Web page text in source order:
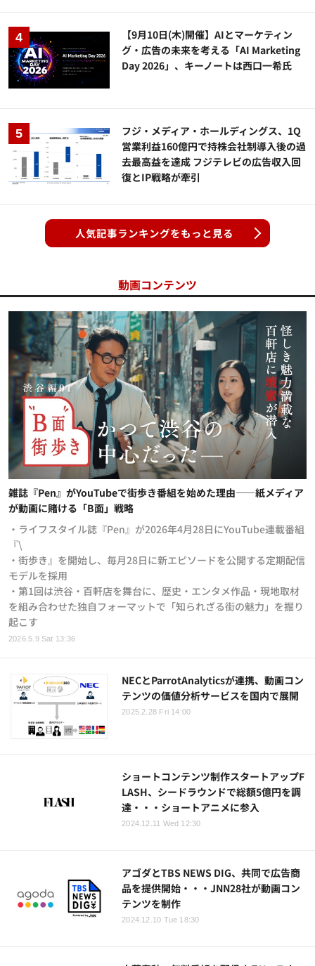
【9月10日(木)開催】AIとマーケティン
グ・広告の未来を考える「AI Marketing
Day 2026」、キーノートは西口一希氏
フジ・メディア・ホールディングス、1Q
営業利益160億円で持株会社制導入後の過
去最高益を達成 フジテレビの広告収入回
復とIP戦略が牽引
人気記事ランキングをもっと見る
動画コンテンツ
2026.5.9 Sat 13:36
雑誌『Pen』がYouTubeで街歩き番組を始めた理由——紙メディア
が動画に賭ける「B面」戦略
・ライフスタイル誌『Pen』が2026年4月28日にYouTube連載番組
『\
・街歩き』を開始し、毎月28日に新エピソードを公開する定期配信
モデルを採用
・第1回は渋谷・百軒店を舞台に、歴史・エンタメ作品・現地取材
を組み合わせた独自フォーマットで「知られざる街の魅力」を掘り
起こす
NECとParrotAnalyticsが連携、動画コン
テンツの価値分析サービスを国内で展開
2025.2.28 Fri 14:00
ショートコンテンツ制作スタートアップF
LASH、シードラウンドで総額5億円を調
達・・・ショートアニメに参入
2024.12.11 Wed 12:30
アゴダとTBS NEWS DIG、共同で広告商
品を提供開始・・・JNN28社が動画コン
テンツを制作
2024.12.10 Tue 18:30